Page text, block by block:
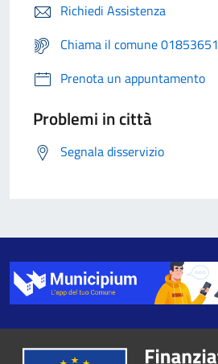
Richiedi Assistenza
Chiama il comune 01853651
Prenota un appuntamento
Problemi in città
Segnala disservizio